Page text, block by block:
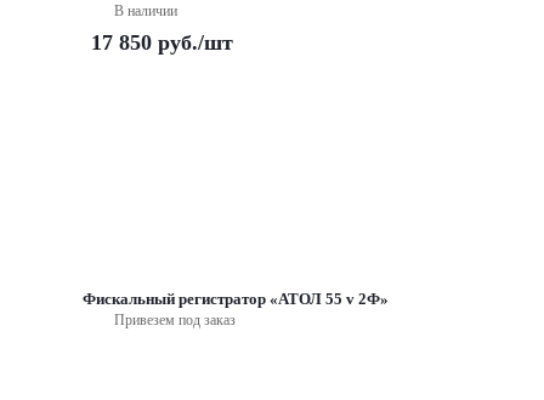
В наличии
17 850 руб./шт
Фискальный регистратор «АТОЛ 55 v 2Ф»
Привезем под заказ